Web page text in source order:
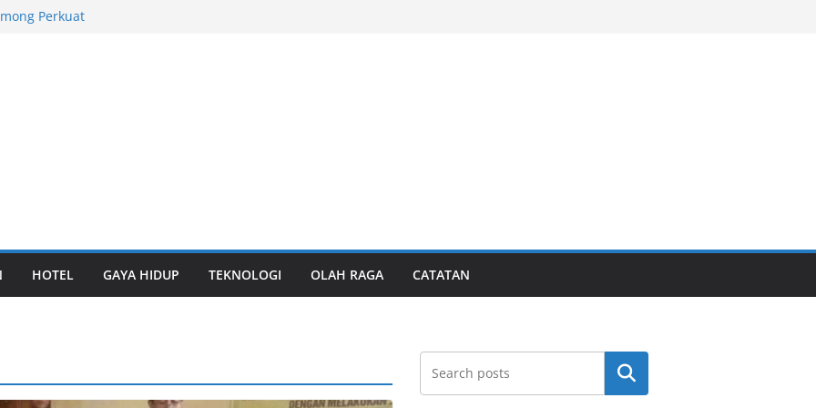
Perkuat
Awards
Logistik
Riset
2026,
Umum
HOTEL GAYA HIDUP TEKNOLOGI OLAH RAGA CATATAN
Search